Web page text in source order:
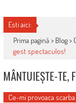
Esti aici:
Prima pagină > Blog>
gest spectaculos!
MÂNTUIEȘTE-TE,
Ce-mi provoaca scarba